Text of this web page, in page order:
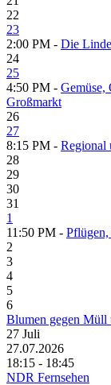
22
23
2:00 PM - Die
24
25
4:50 PM - Gemüse,
Großmarkt
26
27
8:15 PM - Regional
28
29
30
31
1
11:50 PM - Pflügen,
2
3
4
5
6
Blumen gegen Müll
27 Juli
27.07.2026
18:15 - 18:45
NDR Fernsehen